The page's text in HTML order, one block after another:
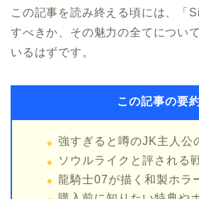
この記事を読み終える頃には、「
すべきか、その魅力の全てについ
いるはずです。
この記事の要
強すぎると噂のJK主人公
ソウルライクと評される
龍騎士07が描く和製ホラ